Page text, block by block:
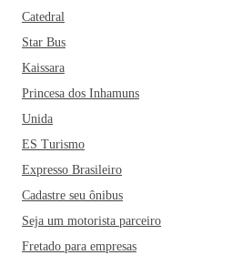
Catedral
Star Bus
Kaissara
Princesa dos Inhamuns
Unida
ES Turismo
Expresso Brasileiro
Cadastre seu ônibus
Seja um motorista parceiro
Fretado para empresas